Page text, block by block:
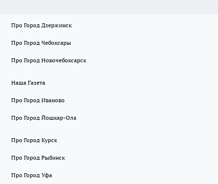
Про Город Дзержинск
Про Город Чебоксары
Про Город Новочебоксарск
Наша Газета
Про Город Иваново
Про Город Йошкар-Ола
Про Город Курск
Про Город Рыбинск
Про Город Уфа